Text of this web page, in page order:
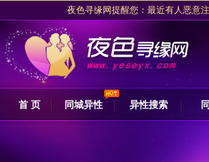
夜色寻缘网提醒您：最近有人恶
夜色交友网坚决拥护网信办关于专项整治
夜色寻缘网提醒广
夜色寻缘网提醒您：最近有人恶
夜色交友网坚决拥护网信办关于专项整治
首 页 同城异性 异性搜索